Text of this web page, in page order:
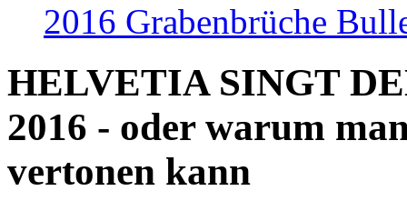
2016 Grabenbrüche
HELVETIA SINGT
2016 - oder warum
vertonen kann